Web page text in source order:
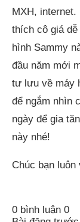
MXH, internet.
thích cô giá
hình Sammy
đầu năm mới
tư lưu về máy
để ngắm nhìn
ngày để gia
này nhé!
Chúc bạn
0 bình luận 0